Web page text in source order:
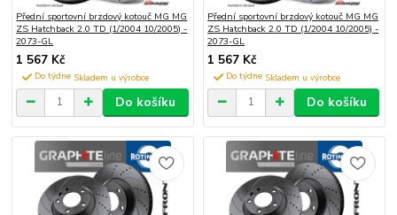
Přední sportovní brzdový kotouč MG MG
ZS Hatchback 2.0 TD (1/2004 10/2005) -
2073-GL
1 567 Kč
Do týdne
Do košíku
Přední sportovní brzdový kotouč MG MG
ZS Hatchback 2.0 TD (1/2004 10/2005) -
2073-GL
1 567 Kč
Do týdne
Do košíku